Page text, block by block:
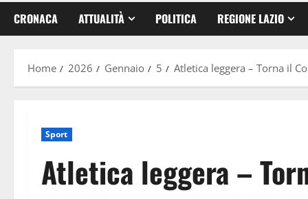
CRONACA ATTUALITÀ POLITICA REGIONE LAZIO
Home 2026 Gennaio 5 Atletica leggera – Torna il
Sport
Atletica leggera –